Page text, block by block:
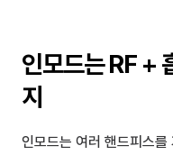
인모드는 RF +
지
인모드는 여러 핸드피스